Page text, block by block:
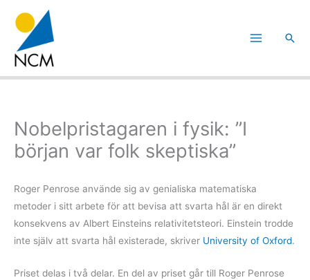
innehåll
Sök
Nobelpristagaren i fysik: ”I
början var folk skeptiska”
Roger Penrose använde sig av genialiska matematiska
metoder i sitt arbete för att bevisa att svarta hål är en direkt
konsekvens av Albert Einsteins relativitetsteori. Einstein trodde
inte själv att svarta hål existerade, skriver University of Oxford.
Priset delas i två delar. En del av priset går till Roger Penrose